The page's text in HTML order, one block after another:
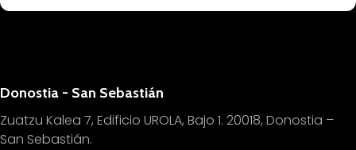
Donostia - San Sebastián
Zuatzu Kalea 7, Edificio UROLA, Bajo 1. 20018, Donostia –
San Sebastián.